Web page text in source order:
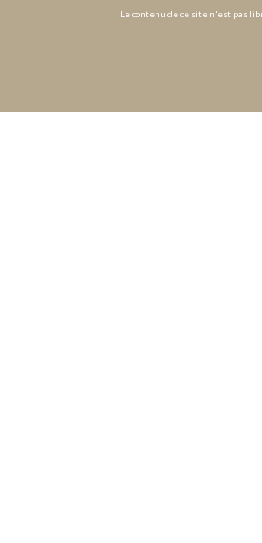
Le contenu de ce site n'est pas